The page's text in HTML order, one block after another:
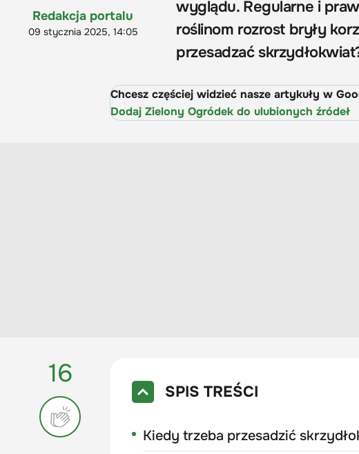
Redakcja portalu
09 stycznia 2025, 14:05
wyglądu. Regularne i
roślinom rozrost bryły
przesadzać
Chcesz częściej widzieć nasze artykuły w
Dodaj Zielony Ogródek do ulubionych źródeł
16
SPIS TREŚCI
Kiedy trzeba przesadzić